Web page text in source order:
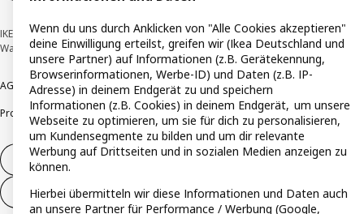
IKEA Deutschland GmbH & Co. KG - Am Wandersmann 2-4, 65719 Hofheim-
Wallau © Inter IKEA Systems B.V. 1999-2026
AGB Barrierefreiheit Cookie-RichtlinieDatenschutzerklärungImpressum
ProduktrückrufeResponsible DisclosureVertrauensstelle
Vertrag widerrufen
Vertrag widerrufen (Services & Leistungen)
Wenn du uns durch Anklicken von "Alle Cookies akzeptieren"
deine Einwilligung erteilst, greifen wir (Ikea Deutschland und
unsere Partner) auf Informationen (z.B. Gerätekennung,
Browserinformationen, Werbe-ID) und Daten (z.B. IP-
Adresse) in deinem Endgerät zu und speichern
Informationen (z.B. Cookies) in deinem Endgerät, um unsere
Webseite zu optimieren, um sie für dich zu personalisieren,
um Kundensegmente zu bilden und um dir relevante
Werbung auf Drittseiten und in sozialen Medien anzeigen zu
können.
Hierbei übermitteln wir diese Informationen und Daten auch
an unsere Partner für Performance / Werbung (Google,